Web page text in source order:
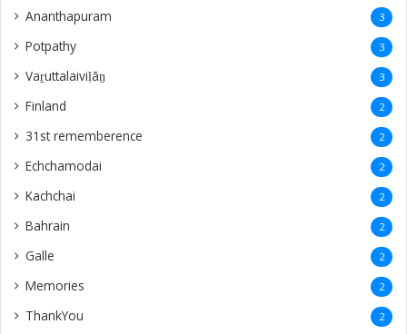
Ananthapuram 3
‎Potpathy 3
Vaṟuttalaiviḷāṉ 3
Finland 2
31st rememberence 2
Echchamodai 2
Kachchai 2
Bahrain 2
Galle 2
Memories 2
ThankYou 2